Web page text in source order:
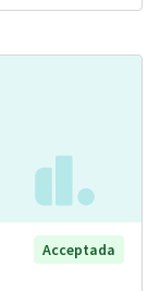
Acceptada